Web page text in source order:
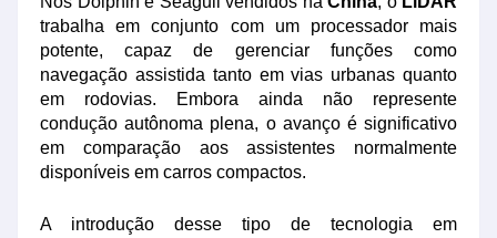
trabalha em conjunto com um processador mais
potente, capaz de gerenciar funções como
navegação assistida tanto em vias urbanas quanto
em rodovias. Embora ainda não represente
condução autônoma plena, o avanço é significativo
em comparação aos assistentes normalmente
disponíveis em carros compactos.
A introdução desse tipo de tecnologia em